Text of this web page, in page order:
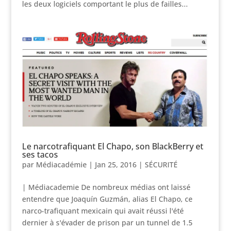
les deux logiciels comportant le plus de failles...
Le narcotrafiquant El Chapo, son BlackBerry et
ses tacos
par Médiacadémie| Jan 25, 2016| SÉCURITÉ
| Médiacademie De nombreux médias ont laissé
entendre que Joaquín Guzmán, alias El Chapo, ce
narco-trafiquant mexicain qui avait réussi l'été
dernier à s'évader de prison par un tunnel de 1.5